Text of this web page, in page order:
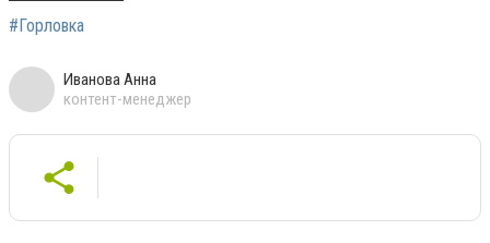
#Горловка
Иванова Анна
контент-менеджер